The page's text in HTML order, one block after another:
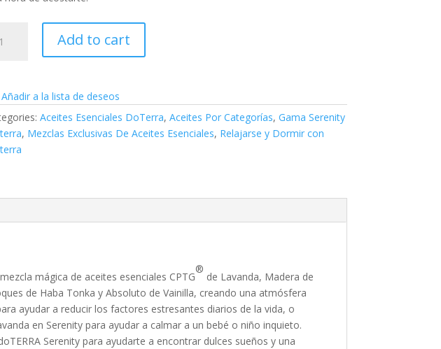
Add to cart
Añadir a la lista de deseos
Aceites Esenciales DoTerra, Aceites Por Categorías, Gama Serenity
, Mezclas Exclusivas De Aceites Esenciales, Relajarse y Dormir con
mágica de aceites esenciales CPTG
®
de Lavanda, Madera de
de Haba Tonka y Absoluto de Vainilla, creando una atmósfera
ayudar a reducir los factores estresantes diarios de la vida, o
en Serenity para ayudar a calmar a un bebé o niño inquieto.
Serenity para ayudarte a encontrar dulces sueños y una